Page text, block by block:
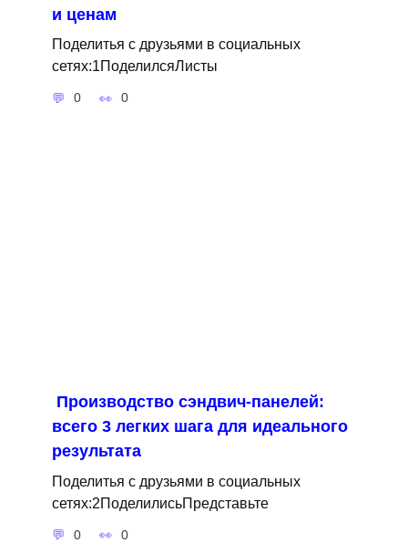
и ценам
Поделитья с друзьями в социальных
сетях:1ПоделилсяЛисты
0 0
Производство сэндвич-панелей:
всего 3 легких шага для идеального
результата
Поделитья с друзьями в социальных
сетях:2ПоделилисьПредставьте
0 0